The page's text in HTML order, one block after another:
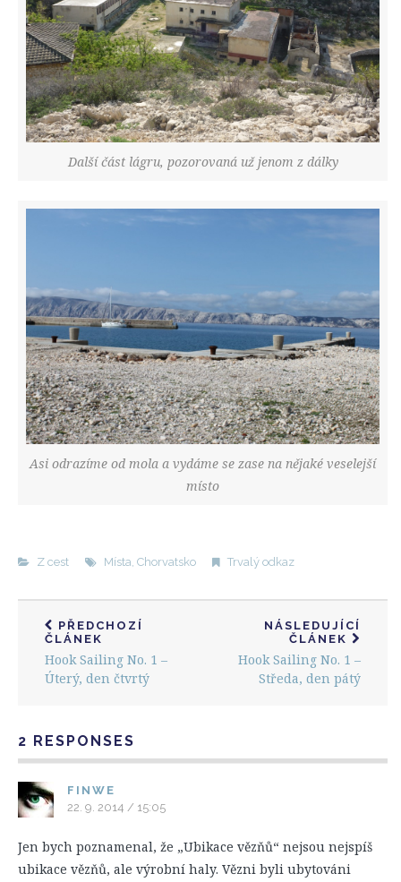
Další část lágru, pozorovaná už jenom z dálky
Asi odrazíme od mola a vydáme se zase na nějaké veselejší
místo
Z cest Místa, Chorvatsko Trvalý odkaz
PŘEDCHOZÍ
ČLÁNEK
Hook Sailing No. 1 –
Úterý, den čtvrtý
NÁSLEDUJÍCÍ
ČLÁNEK
Hook Sailing No. 1 –
Středa, den pátý
2 RESPONSES
FINWE
22. 9. 2014 / 15:05
Jen bych poznamenal, že „Ubikace vězňů“ nejsou nejspíš
ubikace vězňů, ale výrobní haly. Vězni byli ubytováni